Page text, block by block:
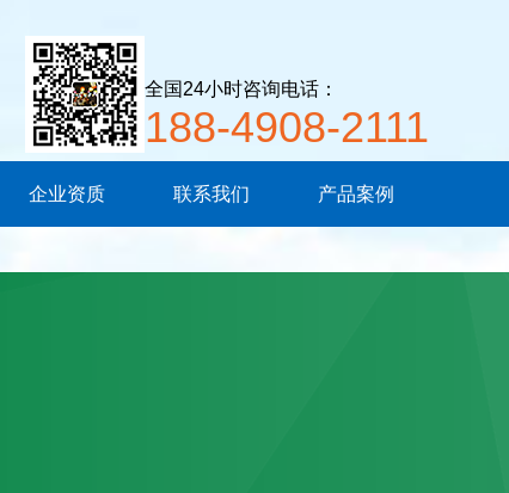
全国24小时咨询电话：
188-4908-2111
企业资质 联系我们 产品案例